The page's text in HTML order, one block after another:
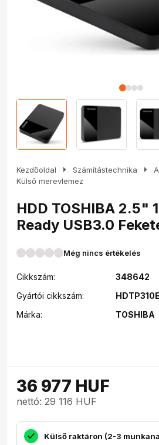
Kezdőoldal arrow_right Számítástechnika arrow_right
Külső merevlemez
HDD TOSHIBA 2.5"
Ready USB3.0
Még nincs értékelés
Cikkszám:
348642
Gyártói cikkszám:
Márka:
TOSHIBA
36 977 HUF
nettó: 29 116 HUF
Külső raktáron (2-3